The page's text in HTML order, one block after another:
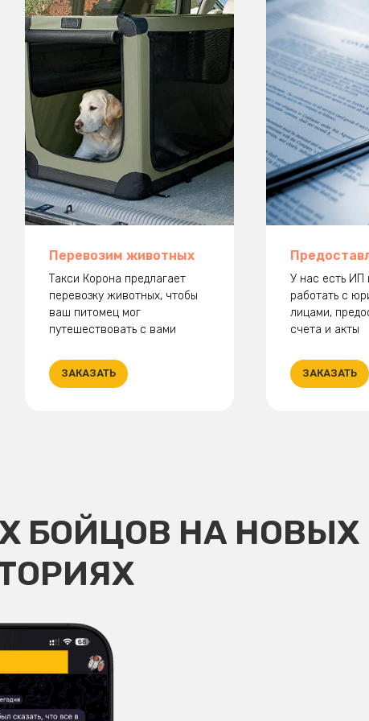
Перевозим животных
Такси Корона предлагает
перевозку животных, чтобы
ваш питомец мог
путешествовать с вами
ЗАКАЗАТЬ
У нас есть
работать с
лицами,
счета и акты
ЗАКАЗАТЬ
БОЙЦОВ НА НОВЫХ